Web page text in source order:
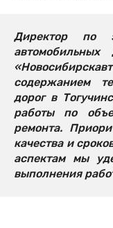
Директор по
содержанием
дорог в
работы по
ремонта.
качества и
аспектам мы
выполнения